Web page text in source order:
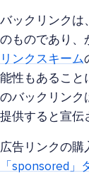
バックリンクは
のものであり、
リンクスキーム
能性もあること
のバックリンク
提供すると宣伝
広告リンクの購
「sponsored」